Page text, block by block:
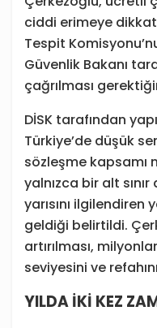
ciddi erimeye
Tespit
Güvenlik Bakanı
çağrılması
DİSK tarafından
Türkiye’de düşük
sözleşme kapsamı
yalnızca bir alt
yarısını ilgilendiren
geldiği belirtildi.
artırılması,
seviyesini ve
YILDA İKİ KEZ